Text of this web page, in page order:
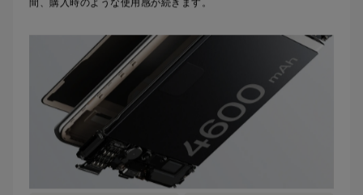
間、購入時のような使用感が続きます。